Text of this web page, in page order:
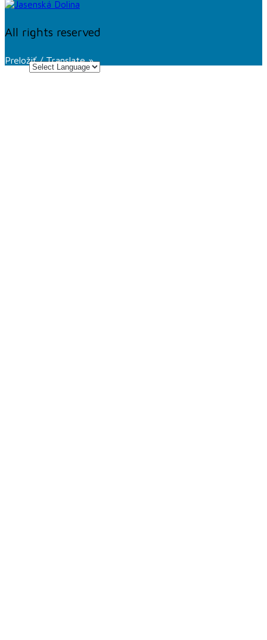
All rights reserved
Preložiť / Translate »